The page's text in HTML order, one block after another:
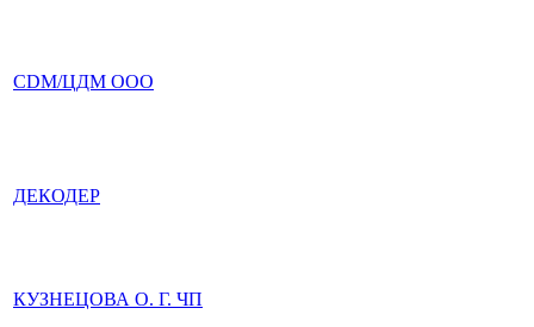
CDM/ЦДМ ООО
ДЕКОДЕР
КУЗНЕЦОВА О. Г. ЧП